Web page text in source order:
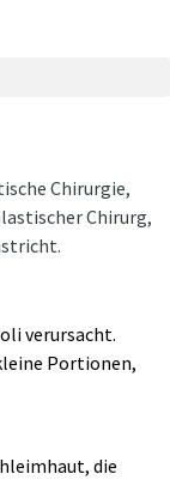
verursacht.
Portionen,
die